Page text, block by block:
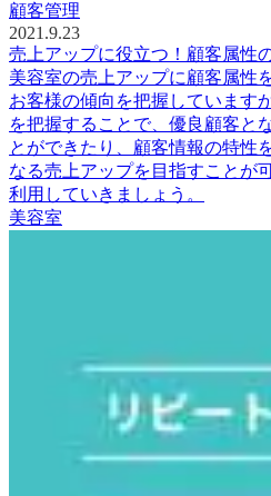
顧客管理
2021.9.23
売上アップに役立つ！顧客属性
美容室の売上アップに顧客属性
お客様の傾向を把握しています
を把握することで、優良顧客と
とができたり、顧客情報の特性
なる売上アップを目指すことが
利用していきましょう。
美容室